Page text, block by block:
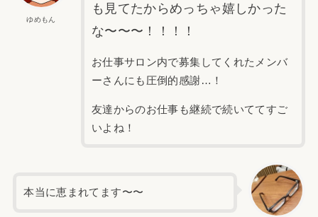
ゆめもん
も見てたからめっちゃ嬉しかった
な〜〜〜！！！！
お仕事サロン内で募集してくれたメンバ
ーさんにも圧倒的感謝…！
友達からのお仕事も継続で続いててすご
いよね！
本当に恵まれてます〜〜